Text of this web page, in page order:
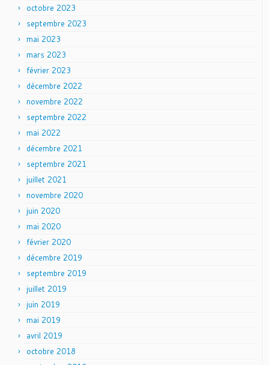
octobre 2023
septembre 2023
mai 2023
mars 2023
février 2023
décembre 2022
novembre 2022
septembre 2022
mai 2022
décembre 2021
septembre 2021
juillet 2021
novembre 2020
juin 2020
mai 2020
février 2020
décembre 2019
septembre 2019
juillet 2019
juin 2019
mai 2019
avril 2019
octobre 2018